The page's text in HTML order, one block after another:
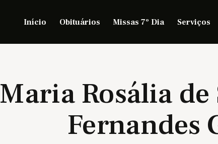
Início Obituários Missas 7º Dia Serviços
Maria Rosália
Fernandes